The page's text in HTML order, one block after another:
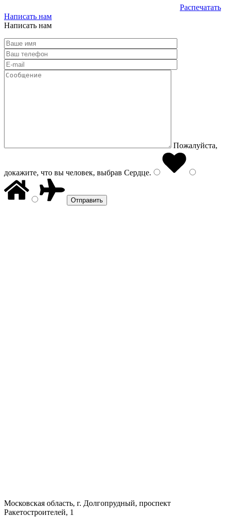
Распечатать
Написать нам
Написать нам
Пожалуйста,
докажите, что вы человек, выбрав Сердце.
Московская область, г. Долгопрудный, проспект
Ракетостроителей, 1